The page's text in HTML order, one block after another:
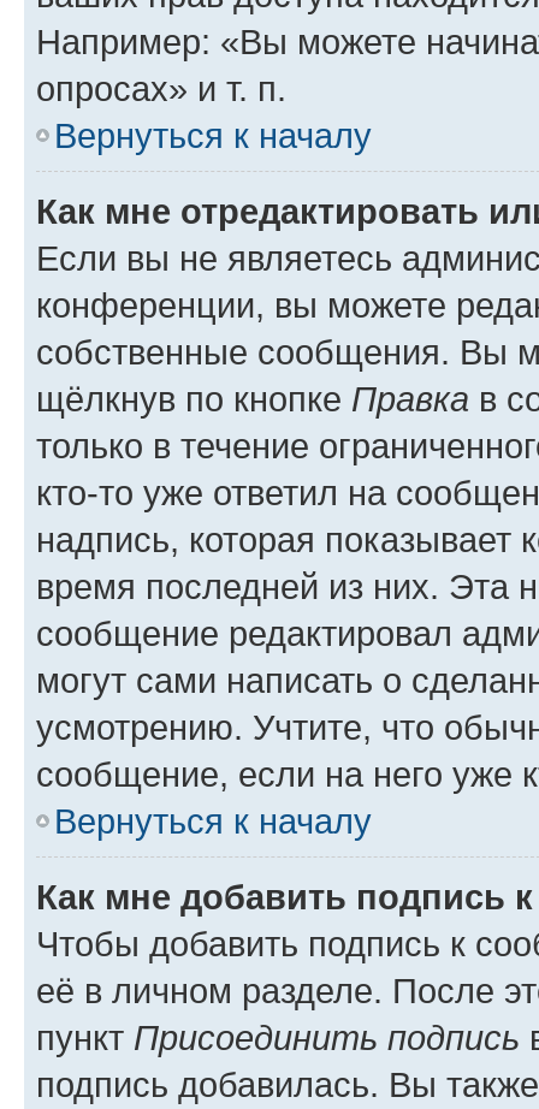
Например: «Вы можете
опросах» и т. п.
Вернуться к началу
Как мне отредактировать
Если вы не являетесь
конференции, вы можете
собственные сообщения. Вы
щёлкнув по кнопке Правка в
только в течение
кто-то уже ответил на
надпись, которая показывает
время последней из них. Эта
сообщение редактировал
могут сами написать о
усмотрению. Учтите, что
сообщение, если на него уже
Вернуться к началу
Как мне добавить подпись
Чтобы добавить подпись к
её в личном разделе. После
пункт Присоединить подпись
подпись добавилась. Вы